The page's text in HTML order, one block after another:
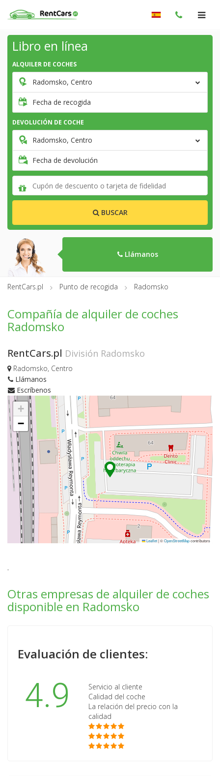
Libro en línea
ALQUILER DE COCHES
Radomsko, Centro
Fecha de recogida
DEVOLUCIÓN DE COCHE
Radomsko, Centro
Fecha de devolución
BUSCAR
Llámanos
RentCars.pl Punto de recogida Radomsko
Compañía de alquiler de coches
Radomsko
RentCars.pl División Radomsko
Radomsko, Centro
Llámanos
Escríbenos
+
−
Leaflet|©OpenStreetMapcontributors
.
Otras empresas de alquiler de coches
disponible en Radomsko
Evaluación de clientes:
4.9
Servicio al cliente
Calidad del coche
La relación del precio con la
calidad